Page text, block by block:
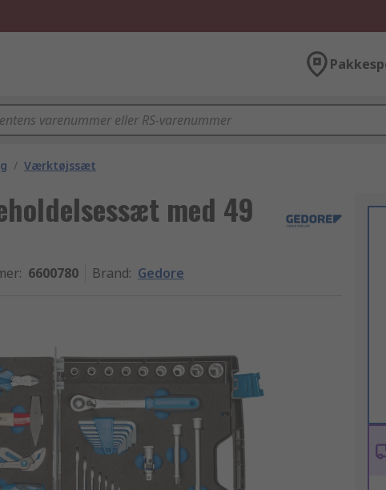
/ Værktøjssæt
med 49
: 6600780 Brand: Gedore